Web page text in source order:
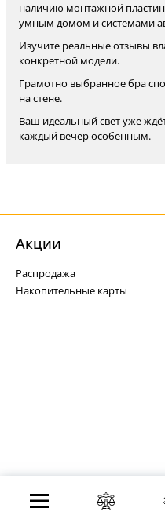
наличию монтажной
умным домом и системами
Изучите реальные отзывы
конкретной модели.
Грамотно выбранное бра
на стене.
Ваш идеальный свет уже
каждый вечер особенным.
Акции
Распродажа
Накопительные карты